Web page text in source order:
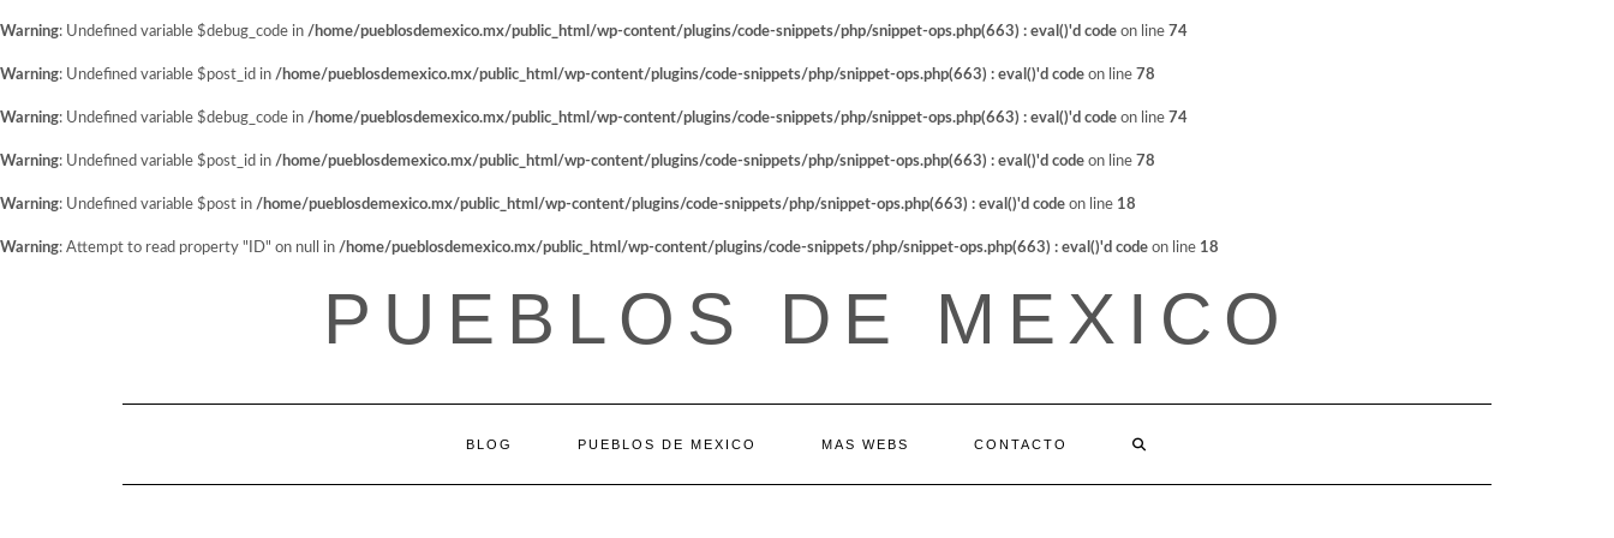
Warning: Undefined variable $debug_code in /home/pueblosdemexico.mx/public_html/wp-content/plugins/code-snippets/php/snippet-ops.php(663) : eval()'d code on line 74
Warning: Undefined variable $post_id in /home/pueblosdemexico.mx/public_html/wp-content/plugins/code-snippets/php/snippet-ops.php(663) : eval()'d code on line 78
Warning: Undefined variable $debug_code in /home/pueblosdemexico.mx/public_html/wp-content/plugins/code-snippets/php/snippet-ops.php(663) : eval()'d code on line 74
Warning: Undefined variable $post_id in /home/pueblosdemexico.mx/public_html/wp-content/plugins/code-snippets/php/snippet-ops.php(663) : eval()'d code on line 78
Warning: Undefined variable $post in /home/pueblosdemexico.mx/public_html/wp-content/plugins/code-snippets/php/snippet-ops.php(663) : eval()'d code on line 18
Warning: Attempt to read property "ID" on null in /home/pueblosdemexico.mx/public_html/wp-content/plugins/code-snippets/php/snippet-ops.php(663) : eval()'d code on line 18
PUEBLOS DE MEXICO
BLOG PUEBLOS DE MEXICO MAS WEBS CONTACTO